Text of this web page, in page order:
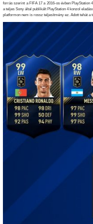
forrás szerint a FIFA 17 a 2016-os évben
a teljes Sony által publikált PlayStation 4 konzol
platformon nem is rossz teljesítmény ez. Adott tehát a